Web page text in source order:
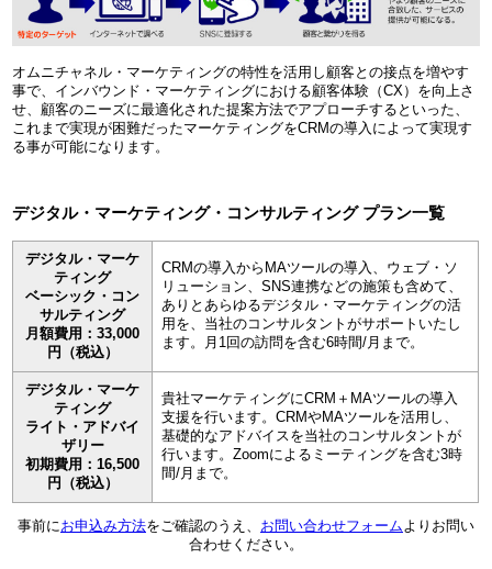
オムニチャネル・マーケティングの特性を活用し顧客との接点を増やす
事で、インバウンド・マーケティングにおける顧客体験（CX）を向上さ
せ、顧客のニーズに最適化された提案方法でアプローチするといった、
これまで実現が困難だったマーケティングをCRMの導入によって実現す
る事が可能になります。
デジタル・マーケティング・コンサルティング プラン一覧
デジタル・マーケ
ティング
ベーシック・コン
サルティング
月額費用：33,000
円（税込）
CRMの導入からMAツールの導入、ウェブ・ソ
リューション、SNS連携などの施策も含めて、
ありとあらゆるデジタル・マーケティングの活
用を、当社のコンサルタントがサポートいたし
ます。月1回の訪問を含む6時間/月まで。
デジタル・マーケ
ティング
ライト・アドバイ
ザリー
初期費用：16,500
円（税込）
貴社マーケティングにCRM＋MAツールの導入
支援を行います。CRMやMAツールを活用し、
基礎的なアドバイスを当社のコンサルタントが
行います。Zoomによるミーティングを含む3時
間/月まで。
事前にお申込み方法をご確認のうえ、 お問い合わせフォームよりお問い
合わせください。